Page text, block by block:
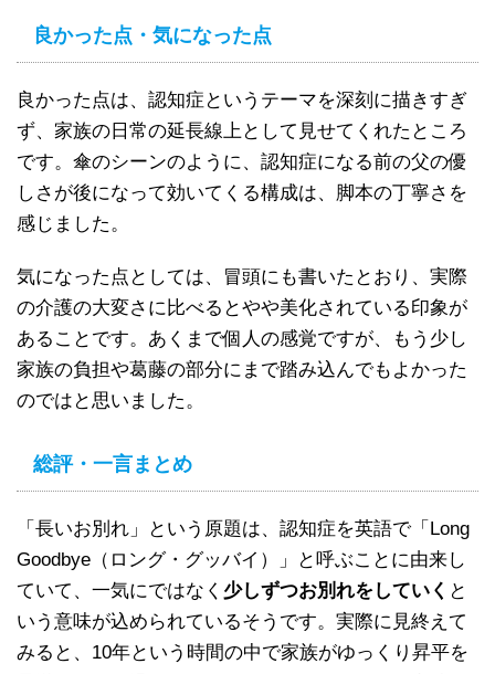
良かった点・気になった点
良かった点は、認知症というテーマを深刻に描きすぎ
ず、家族の日常の延長線上として見せてくれたところ
です。傘のシーンのように、認知症になる前の父の優
しさが後になって効いてくる構成は、脚本の丁寧さを
感じました。
気になった点としては、冒頭にも書いたとおり、実際
の介護の大変さに比べるとやや美化されている印象が
あることです。あくまで個人の感覚ですが、もう少し
家族の負担や葛藤の部分にまで踏み込んでもよかった
のではと思いました。
総評・一言まとめ
「長いお別れ」という原題は、認知症を英語で「Long
Goodbye（ロング・グッバイ）」と呼ぶことに由来し
ていて、一気にではなく 少しずつお別れをしていく と
いう意味が込められているそうです。実際に見終えて
みると、10年という時間の中で家族がゆっくり昇平を